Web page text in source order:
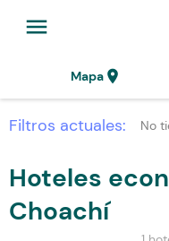
menu
Mapalocation_on
Filtros actuales: No
Hoteles
Choachí